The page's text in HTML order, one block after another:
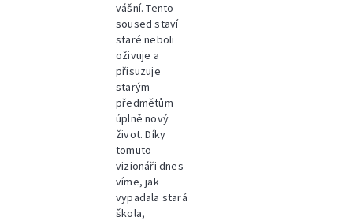
vášní. Tento
soused staví
staré neboli
oživuje a
přisuzuje
starým
předmětům
úplně nový
život. Díky
tomuto
vizionáři dnes
víme, jak
vypadala stará
škola,